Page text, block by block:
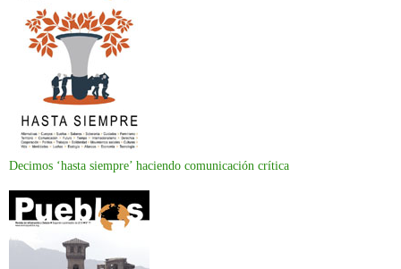
Decimos ‘hasta siempre’ haciendo comunicación crítica